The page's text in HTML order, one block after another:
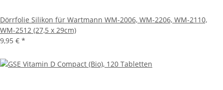
Dörrfolie Silikon für Wartmann WM-2006, WM-2206, WM-2110,
WM-2512 (27,5 x 29cm)
9,95 € *